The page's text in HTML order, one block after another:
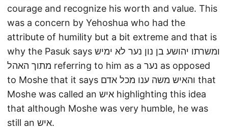
courage and recognize his worth and value. This
was a concern by Yehoshua who had the
attribute of humility but a bit extreme and that is
why the Pasuk says ומשרתו יהושע בן נון נער לא ימיש
מתוך האהל referring to him as a נער as opposed
to Moshe that it says והאיש משה ענו מכל אדם that
Moshe was called an איש highlighting this idea
that although Moshe was very humble, he was
still an איש.